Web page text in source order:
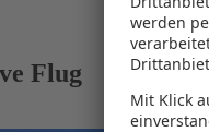
Flug